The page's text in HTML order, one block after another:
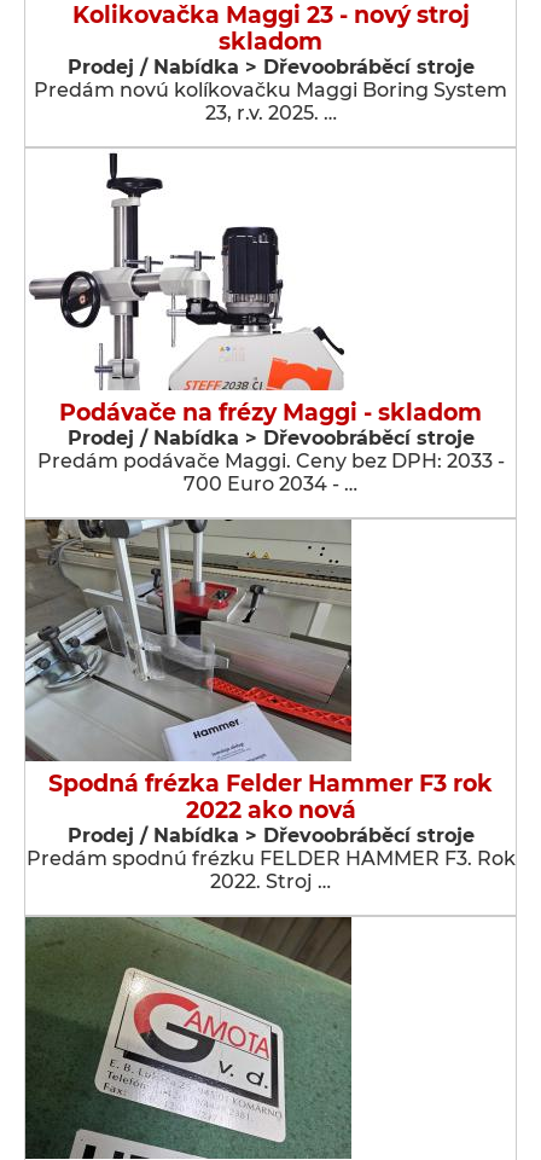
Kolikovačka Maggi 23 - nový stroj
skladom
Prodej / Nabídka > Dřevoobráběcí stroje
Predám novú kolíkovačku Maggi Boring System
23, r.v. 2025. …
Podávače na frézy Maggi - skladom
Prodej / Nabídka > Dřevoobráběcí stroje
Predám podávače Maggi. Ceny bez DPH: 2033 -
700 Euro 2034 - …
Spodná frézka Felder Hammer F3 rok
2022 ako nová
Prodej / Nabídka > Dřevoobráběcí stroje
Predám spodnú frézku FELDER HAMMER F3. Rok
2022. Stroj …